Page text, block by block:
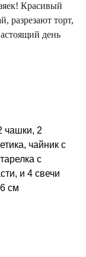
Красивый
разрезают торт,
день
чашки, 2
чайник с
с
и 4 свечи
см